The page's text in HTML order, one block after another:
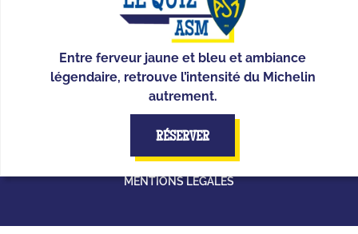
Entre ferveur jaune et bleu et ambiance
légendaire, retrouve l’intensité du Michelin
autrement.
RÉSERVER
CONTACT
FAQ
BLOG
À PROPOS
SUIS-NOUS !
QUIZ ROOM EN BOÎTE
CARRIÈRES
MENTIONS LÉGALES